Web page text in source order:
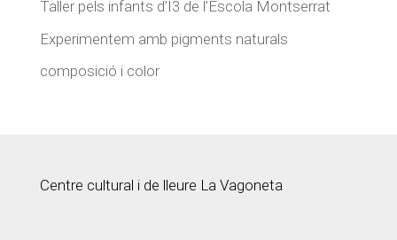
Taller pels infants d’I3 de l’Escola Montserrat
Experimentem amb pigments naturals
composició i color
Centre cultural i de lleure La Vagoneta